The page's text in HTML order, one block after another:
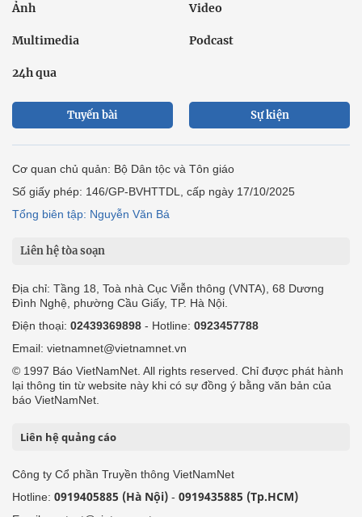
Ảnh Video
Multimedia Podcast
24h qua
Tuyến bài Sự kiện
Cơ quan chủ quản: Bộ Dân tộc và Tôn giáo
Số giấy phép: 146/GP-BVHTTDL, cấp ngày 17/10/2025
Tổng biên tập: Nguyễn Văn Bá
Liên hệ tòa soạn
Địa chỉ: Tầng 18, Toà nhà Cục Viễn thông (VNTA), 68 Dương
Đình Nghệ, phường Cầu Giấy, TP. Hà Nội.
Điện thoại: 02439369898 - Hotline: 0923457788
Email: vietnamnet@vietnamnet.vn
© 1997 Báo VietNamNet. All rights reserved. Chỉ được phát hành
lại thông tin từ website này khi có sự đồng ý bằng văn bản của
báo VietNamNet.
Liên hệ quảng cáo
Công ty Cổ phần Truyền thông VietNamNet
Hotline: 0919405885 (Hà Nội) - 0919435885 (Tp.HCM)